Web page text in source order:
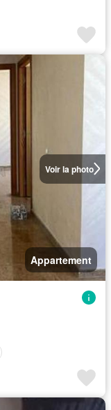
Voir la photo
Appartement